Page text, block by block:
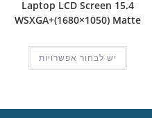
Laptop LCD Screen 15.4
WSXGA+(1680×1050) Matte
יש לבחור אפשרויות